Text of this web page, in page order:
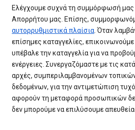
Ελέγχουμε συχνά τη συμμόρφωσή μας
Απορρήτου μας. Επίσης,
αυτορρυθμιστικά πλαίσια. Όταν
επίσημες καταγγελίες,
υπέβαλε την καταγγελία για να
ενέργειες. Συνεργαζόμαστε με τις
αρχές, συμπεριλαμβανομένων
δεδομένων, για την αντιμετώπιση
αφορούν τη μεταφορά προσωπικών
δεν μπορούμε να επιλύσουμε